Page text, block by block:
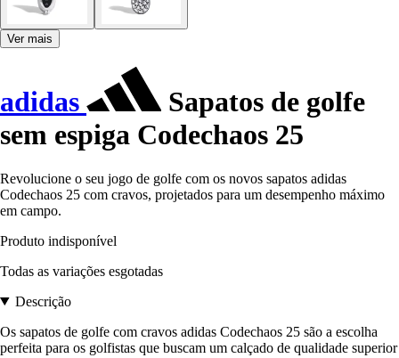
Ver mais
adidas
Sapatos de golfe
sem espiga Codechaos 25
Revolucione o seu jogo de golfe com os novos sapatos adidas
Codechaos 25 com cravos, projetados para um desempenho máximo
em campo.
Produto indisponível
Todas as variações esgotadas
Descrição
Os sapatos de golfe com cravos adidas Codechaos 25 são a escolha
perfeita para os golfistas que buscam um calçado de qualidade superior